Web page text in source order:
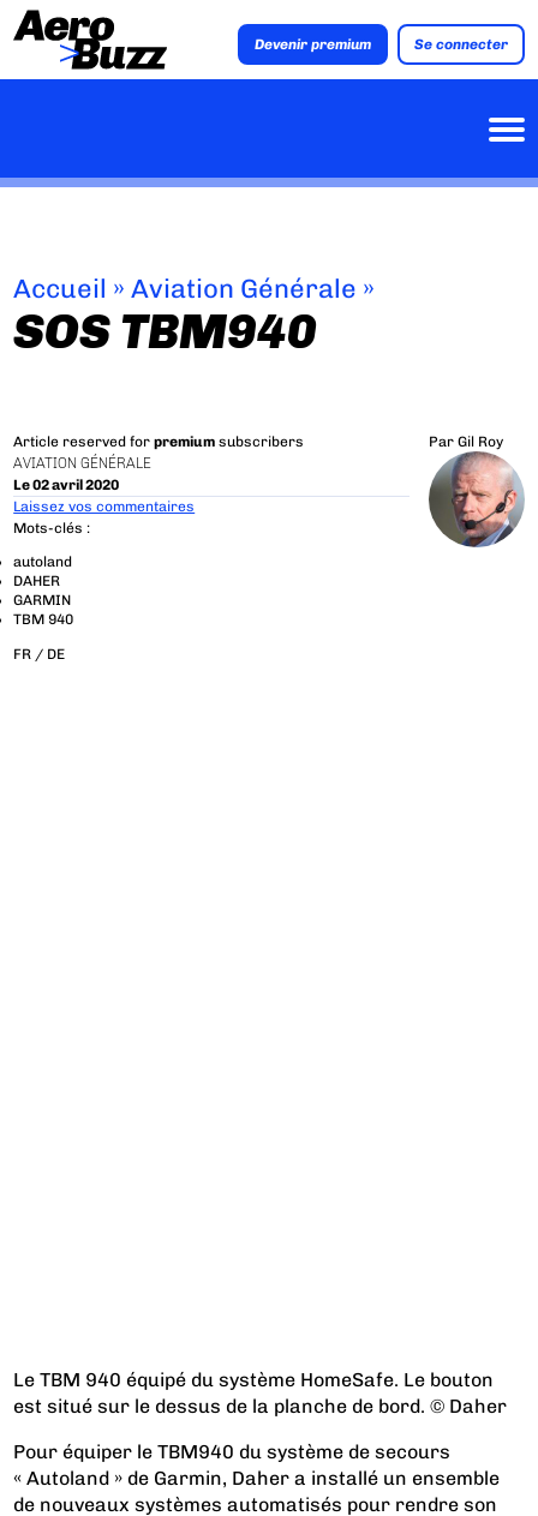
Devenir premium Se connecter
Accueil »Aviation Générale »
SOS TBM940
Article reserved forpremium subscribers
AVIATION GÉNÉRALE
Le 02 avril 2020
Par Gil Roy
Laissez vos commentaires
Mots-clés :
autoland
DAHER
GARMIN
TBM 940
FR / DE
Le TBM 940 équipé du système HomeSafe. Le bouton
est situé sur le dessus de la planche de bord. © Daher
Pour équiper le TBM940 du système de secours
« Autoland » de Garmin, Daher a installé un ensemble
de nouveaux systèmes automatisés pour rendre son